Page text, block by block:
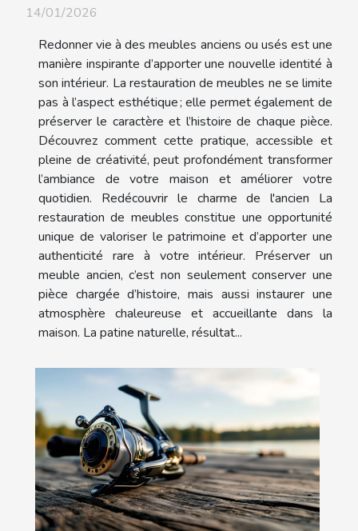
14/01/2026
Redonner vie à des meubles anciens ou usés est une
manière inspirante d’apporter une nouvelle identité à
son intérieur. La restauration de meubles ne se limite
pas à l’aspect esthétique ; elle permet également de
préserver le caractère et l’histoire de chaque pièce.
Découvrez comment cette pratique, accessible et
pleine de créativité, peut profondément transformer
l’ambiance de votre maison et améliorer votre
quotidien. Redécouvrir le charme de l'ancien La
restauration de meubles constitue une opportunité
unique de valoriser le patrimoine et d’apporter une
authenticité rare à votre intérieur. Préserver un
meuble ancien, c’est non seulement conserver une
pièce chargée d’histoire, mais aussi instaurer une
atmosphère chaleureuse et accueillante dans la
maison. La patine naturelle, résultat...